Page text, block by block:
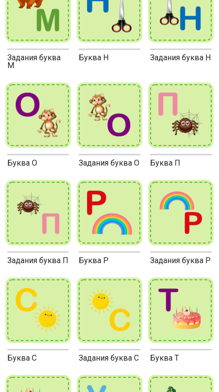
Задания буква
М
Буква Н Задания буква Н
Буква О Задания буква О Буква П
Задания буква П Буква Р Задания буква Р
Буква С Задания буква С Буква Т